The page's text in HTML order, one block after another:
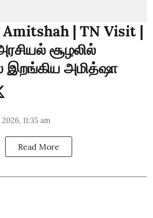
| TN Visit |
சூழலில்
இறங்கிய அமித்ஷா
11:35 am
Read More